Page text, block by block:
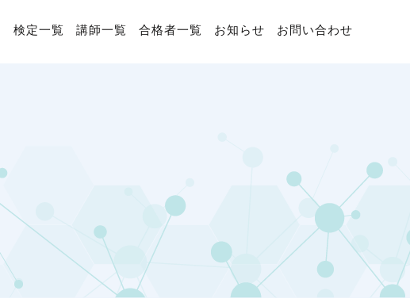
検定一覧 講師一覧 合格者一覧 お知らせ お問い合わせ